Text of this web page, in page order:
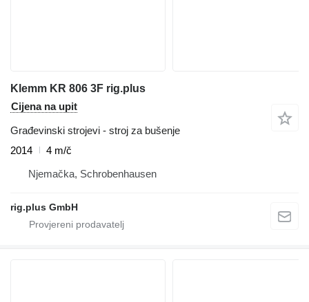
Klemm KR 806 3F rig.plus
Cijena na upit
Građevinski strojevi - stroj za bušenje
2014
4 m/č
Njemačka, Schrobenhausen
rig.plus GmbH